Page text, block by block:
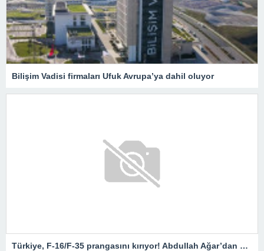
Bilişim Vadisi firmaları Ufuk Avrupa’ya dahil oluyor
Türkiye, F-16/F-35 prangasını kırıyor! Abdullah Ağar’dan Milli Muharip Uçak çıkışı